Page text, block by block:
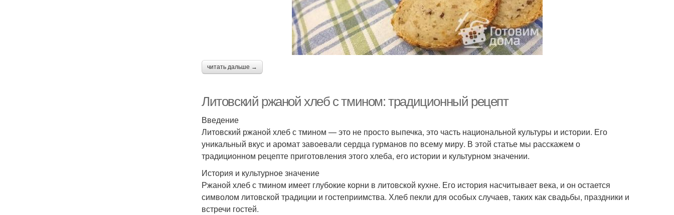
читать дальше →
Литовский ржаной хлеб с тмином: традиционный рецепт
Введение
Литовский ржаной хлеб с тмином — это не просто выпечка, это часть национальной культуры и истории. Его
уникальный вкус и аромат завоевали сердца гурманов по всему миру. В этой статье мы расскажем о
традиционном рецепте приготовления этого хлеба, его истории и культурном значении.
История и культурное значение
Ржаной хлеб с тмином имеет глубокие корни в литовской кухне. Его история насчитывает века, и он остается
символом литовской традиции и гостеприимства. Хлеб пекли для особых случаев, таких как свадьбы, праздники и
встречи гостей.